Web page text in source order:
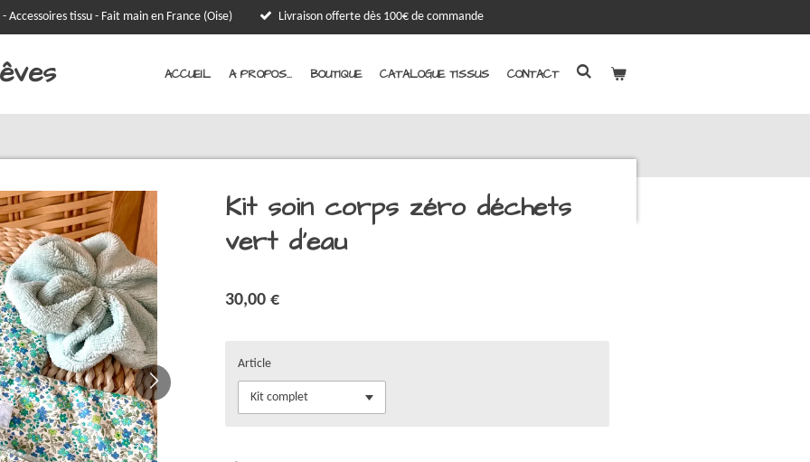
- Accessoires tissu - Fait main en France (Oise) Livraison offerte dès 100€ de commande
ACCUEIL A PROPOS... BOUTIQUE CATALOGUE TISSUS CONTACT
Kit soin corps zéro déchets
vert d’eau
30,00 €
Article